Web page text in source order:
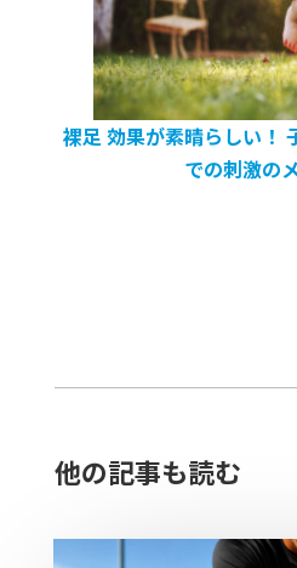
裸足 効果が素晴らしい！
での刺激の
他の記事も読む​